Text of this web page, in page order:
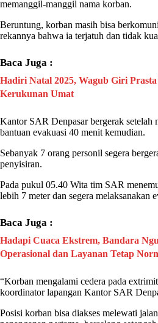
memanggil-manggil nama korban.
Beruntung, korban masih bisa
rekannya bahwa ia terjatuh dan tidak
Baca Juga :
Hadiri Natal 2025, Wagub Giri
Kerukunan Umat
Kantor SAR Denpasar bergerak setelah
bantuan evakuasi 40 menit kemudian.
Sebanyak 7 orang personil segera
penyisiran.
Pada pukul 05.40 Wita tim SAR
lebih 7 meter dan segera melaksanakan
Baca Juga :
Hadapi Cuaca Ekstrem, Bandara
Operasional dan Layanan Tetap
“Korban mengalami cedera pada
koordinator lapangan Kantor SAR
Posisi korban bisa diakses melewati